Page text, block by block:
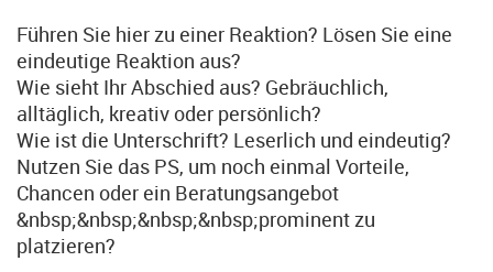
Führen Sie hier zu einer Reaktion? Lösen Sie eine
eindeutige Reaktion aus?
Wie sieht Ihr Abschied aus? Gebräuchlich,
alltäglich, kreativ oder persönlich?
Wie ist die Unterschrift? Leserlich und eindeutig?
Nutzen Sie das PS, um noch einmal Vorteile,
Chancen oder ein Beratungsangebot
&nbsp;&nbsp;&nbsp;&nbsp;prominent zu
platzieren?